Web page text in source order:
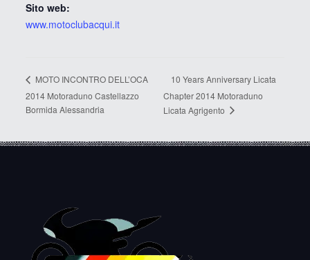
Sito web:
www.motoclubacqui.it
MOTO INCONTRO DELL’OCA
2014 Motoraduno Castellazzo
Bormida Alessandria
10 Years Anniversary Licata
Chapter 2014 Motoraduno
Licata Agrigento